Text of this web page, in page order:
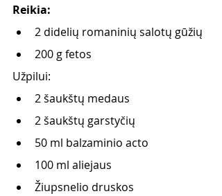
Reikia:
2 didelių romaninių salotų gūžių
200 g fetos
Užpilui:
2 šaukštų medaus
2 šaukštų garstyčių
50 ml balzaminio acto
100 ml aliejaus
Žiupsnelio druskos